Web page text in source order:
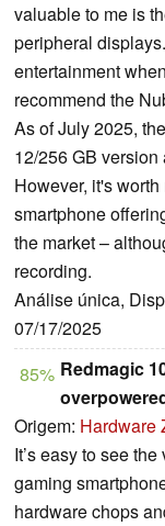
valuable to me is
peripheral
entertainment
recommend the
As of July 2025,
12/256 GB
However, it's
smartphone
the market –
recording.
Análise única,
07/17/2025
85% Redmagic
Origem: Hardware
It’s easy to see
gaming
hardware chops